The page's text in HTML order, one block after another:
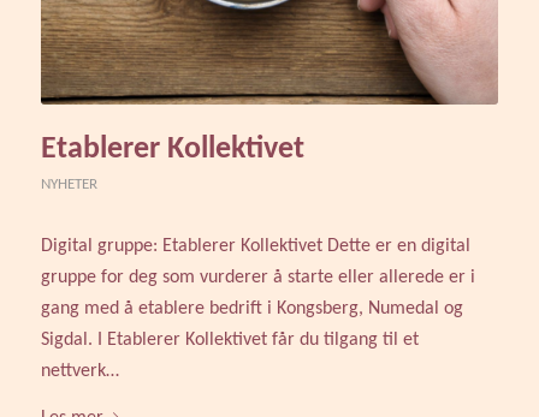
Etablerer Kollektivet
NYHETER
Digital gruppe: Etablerer Kollektivet Dette er en digital
gruppe for deg som vurderer å starte eller allerede er i
gang med å etablere bedrift i Kongsberg, Numedal og
Sigdal. I Etablerer Kollektivet får du tilgang til et
nettverk…